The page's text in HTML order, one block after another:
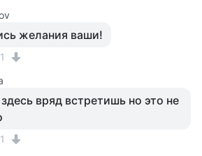
желания ваши!
1
вряд встретишь но это не
1